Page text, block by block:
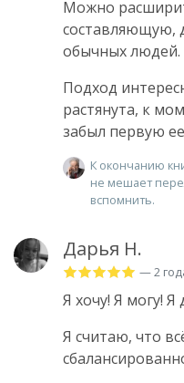
Можно
составляющую,
обычных людей.
Подход
растянута, к
забыл первую
К окончанию
не мешает
вспомнить.
Дарья Н.
— 2
Я хочу! Я могу! Я
Я считаю, что